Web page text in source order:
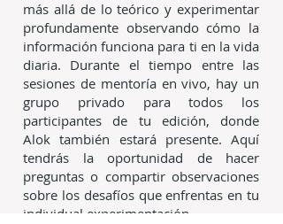
más allá de lo teórico y experimentar
profundamente observando cómo la
información funciona para ti en la vida
diaria. Durante el tiempo entre las
sesiones de mentoría en vivo, hay un
grupo privado para todos los
participantes de tu edición, donde
Alok también estará presente. Aquí
tendrás la oportunidad de hacer
preguntas o compartir observaciones
sobre los desafíos que enfrentas en tu
individual experimentación.